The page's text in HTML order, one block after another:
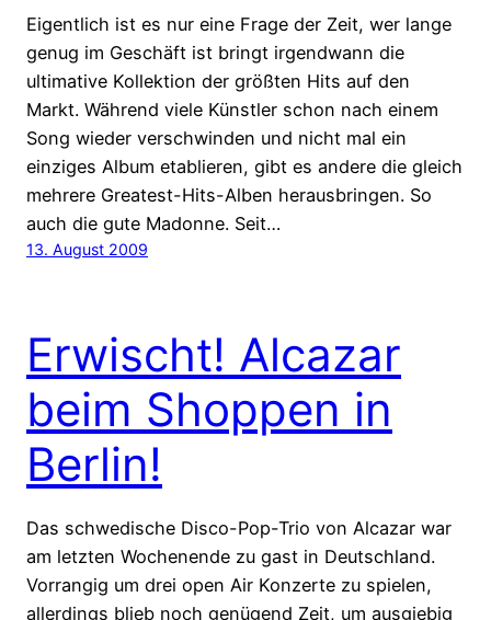
Eigentlich ist es nur eine Frage der Zeit, wer lange
genug im Geschäft ist bringt irgendwann die
ultimative Kollektion der größten Hits auf den
Markt. Während viele Künstler schon nach einem
Song wieder verschwinden und nicht mal ein
einziges Album etablieren, gibt es andere die gleich
mehrere Greatest-Hits-Alben herausbringen. So
auch die gute Madonne. Seit…
13. August 2009
Erwischt! Alcazar
beim Shoppen in
Berlin!
Das schwedische Disco-Pop-Trio von Alcazar war
am letzten Wochenende zu gast in Deutschland.
Vorrangig um drei open Air Konzerte zu spielen,
allerdings blieb noch genügend Zeit, um ausgiebig